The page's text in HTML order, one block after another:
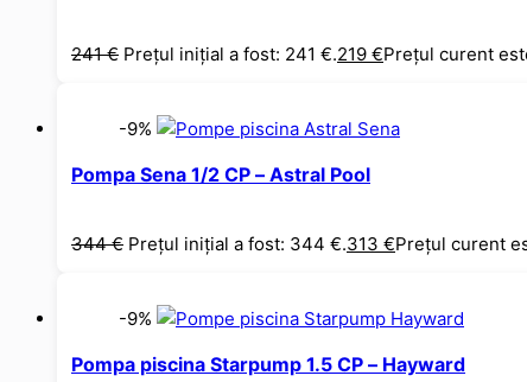
241€ Prețul inițial a fost: 241 €.219 €Prețul curent
-9%
Pompa Sena 1/2 CP – Astral Pool
344€ Prețul inițial a fost: 344 €.313 €Prețul curent
-9%
Pompa piscina Starpump 1.5 CP – Hayward